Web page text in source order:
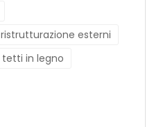
ristrutturazione esterni
tetti in legno